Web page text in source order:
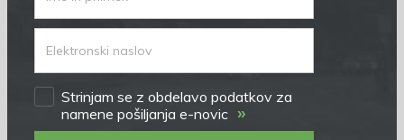
Strinjam se z obdelavo podatkov za
namene pošiljanja e-novic »